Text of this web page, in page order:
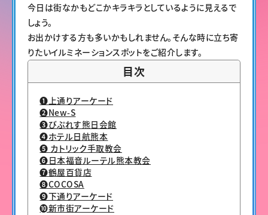
今日は街なかもどこかキラキラとしているように見えるで
しょう。
お出かけする方も多いかもしれません。そんな時に立ち寄
りたいイルミネーションスポットをご紹介します。
目次
❶上通りアーケード
❷New-S
❸びぷれす熊日会館
❹ホテル日航熊本
❺ カトリック手取教会
❻日本福音ルーテル熊本教会
❼鶴屋百貨店
❽COCOSA
❾下通りアーケード
➓新市街アーケード